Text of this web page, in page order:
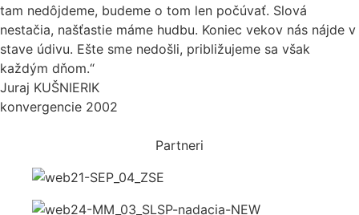
tam nedôjdeme, budeme o tom len počúvať. Slová
nestačia, našťastie máme hudbu. Koniec vekov nás nájde v
stave údivu. Ešte sme nedošli, približujeme sa však
každým dňom.“
Juraj KUŠNIERIK
konvergencie 2002
Partneri